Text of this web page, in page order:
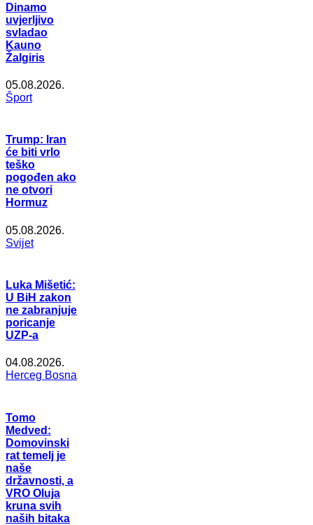
Dinamo
uvjerljivo
svladao
Kauno
Žalgiris
05.08.2026.
Šport
Trump: Iran
će biti vrlo
teško
pogođen ako
ne otvori
Hormuz
05.08.2026.
Svijet
Luka Mišetić:
U BiH zakon
ne zabranjuje
poricanje
UZP-a
04.08.2026.
Herceg Bosna
Tomo
Medved:
Domovinski
rat temelj je
naše
državnosti, a
VRO Oluja
kruna svih
naših bitaka